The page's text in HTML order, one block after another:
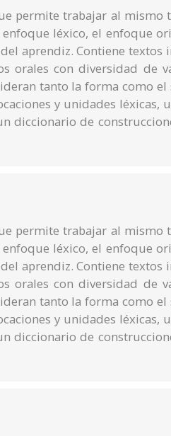
permite trabajar al mismo
léxico, el enfoque
aprendiz. Contiene textos
orales con diversidad de
tanto la forma como el
y unidades léxicas,
diccionario de
permite trabajar al mismo
léxico, el enfoque
aprendiz. Contiene textos
orales con diversidad de
tanto la forma como el
y unidades léxicas,
diccionario de